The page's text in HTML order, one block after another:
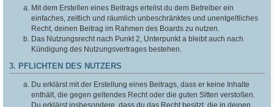
Mit dem Erstellen eines Beitrags erteilst du dem Betreiber ein
einfaches, zeitlich und räumlich unbeschränktes und unentgeltliches
Recht, deinen Beitrag im Rahmen des Boards zu nutzen.
Das Nutzungsrecht nach Punkt 2, Unterpunkt a bleibt auch nach
Kündigung des Nutzungsvertrages bestehen.
3. PFLICHTEN DES NUTZERS
Du erklärst mit der Erstellung eines Beitrags, dass er keine Inhalte
enthält, die gegen geltendes Recht oder die guten Sitten verstoßen.
Du erklärst insbesondere, dass du das Recht besitzt, die in deinen